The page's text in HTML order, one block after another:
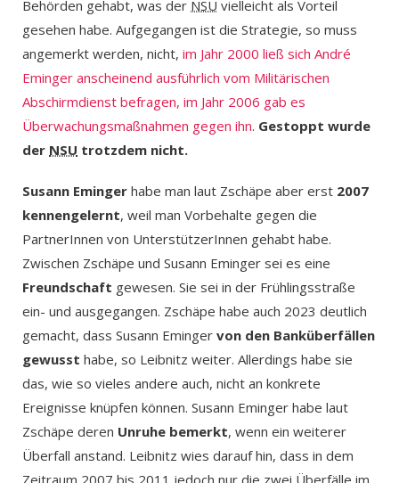
Behörden gehabt, was der NSU vielleicht als Vorteil
gesehen habe. Aufgegangen ist die Strategie, so muss
angemerkt werden, nicht, im Jahr 2000 ließ sich André
Eminger anscheinend ausführlich vom Militärischen
Abschirmdienst befragen, im Jahr 2006 gab es
Überwachungsmaßnahmen gegen ihn. Gestoppt wurde
der NSU trotzdem nicht.
Susann Eminger habe man laut Zschäpe aber erst 2007
kennengelernt, weil man Vorbehalte gegen die
PartnerInnen von UnterstützerInnen gehabt habe.
Zwischen Zschäpe und Susann Eminger sei es eine
Freundschaft gewesen. Sie sei in der Frühlingsstraße
ein- und ausgegangen. Zschäpe habe auch 2023 deutlich
gemacht, dass Susann Eminger von den Banküberfällen
gewusst habe, so Leibnitz weiter. Allerdings habe sie
das, wie so vieles andere auch, nicht an konkrete
Ereignisse knüpfen können. Susann Eminger habe laut
Zschäpe deren Unruhe bemerkt, wenn ein weiterer
Überfall anstand. Leibnitz wies darauf hin, dass in dem